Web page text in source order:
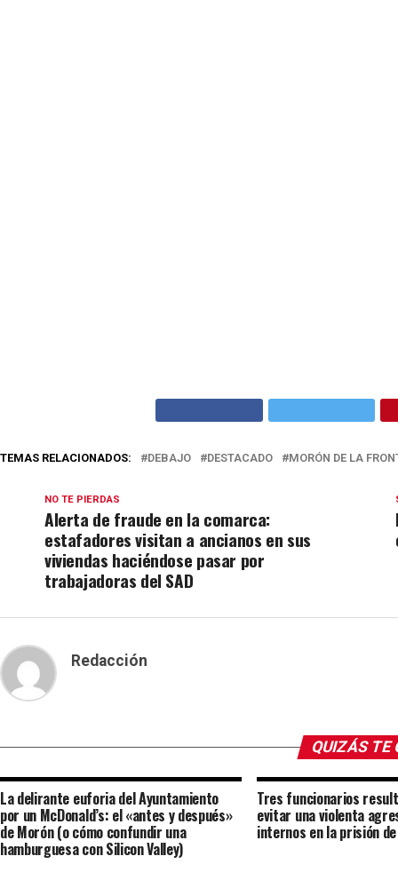
TEMAS RELACIONADOS: DEBAJO DESTACADO MORÓN DE LA
NO TE PIERDAS
Alerta de fraude en la comarca:
estafadores visitan a ancianos en sus
viviendas haciéndose pasar por
trabajadoras del SAD
Redacción
QUIZÁS TE
La delirante euforia del Ayuntamiento
por un McDonald’s: el «antes y después»
de Morón (o cómo confundir una
hamburguesa con Silicon Valley)
Tres funcionarios
evitar una violenta
internos en la prisión